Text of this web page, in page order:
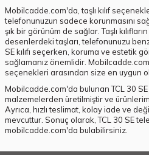
Mobilcadde.com'da, taşlı kılıf
telefonunuzun sadece korunmasını
şık bir görünüm de sağlar. Taşlı
desenlerdeki taşları, telefonunuzu
SE kılıfı seçerken, koruma ve estetik
sağlamanız önemlidir.
seçenekleri arasından size en uygun
Mobilcadde.com'da bulunan TCL 30 SE
malzemelerden üretilmiştir ve
Ayrıca, hızlı teslimat, kolay iade ve
mevcuttur. Sonuç olarak, TCL 30 SE
mobilcadde.com'da bulabilirsiniz.